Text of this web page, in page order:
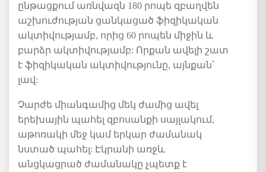
ընթացքում առնվազն 180 րոպե զբաղվեն
աշխուժության ցանկացած ֆիզիկական
ակտիվությամբ, որից 60 րոպեն միջին և
բարձր ակտիվությամբ: Որքան ավելի շատ
է ֆիզիկական ակտիվությունը, այնքան՝
լավ:
Չարժե միանգամից մեկ ժամից ավել
երեխային պահել զբոսանքի սայլակում,
աթոռակի մեջ կամ երկար ժամանակ
նստած պահել: Էկրանի առջև
անցկացրած ժամանակը չպետք է